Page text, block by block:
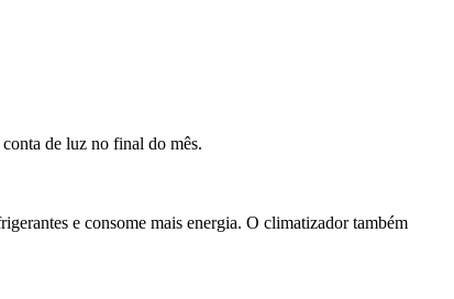
de luz no final do mês.
e consome mais energia. O climatizador também